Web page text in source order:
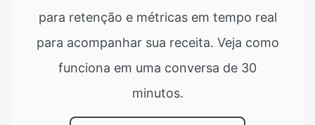
para retenção e métricas em tempo real
para acompanhar sua receita. Veja como
funciona em uma conversa de 30
minutos.